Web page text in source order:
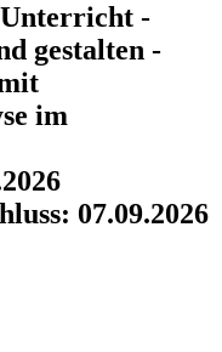
-
gestalten -
im
07.09.2026